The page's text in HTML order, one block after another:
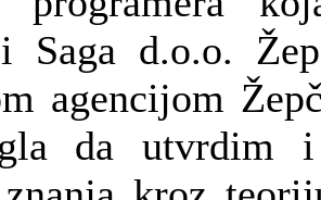
Saga d.o.o.
agencijom
da utvrdim